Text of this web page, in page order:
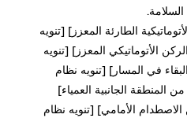
الطارئة المعزز] [تنويه
الأتوماتيكي المعزز] [تنويه
في المسار] [تنويه نظام
المنطقة الجانبية العمياء]
الاصطدام الأمامي] [تنويه نظام